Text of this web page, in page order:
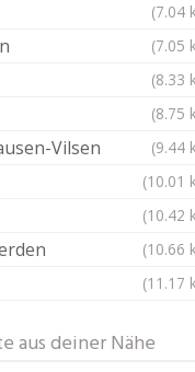
(7.04
(7.05
(8.33
(8.75
Vilsen (9.44
(10.01
(10.42
(10.66
(11.17
aus deiner Nähe